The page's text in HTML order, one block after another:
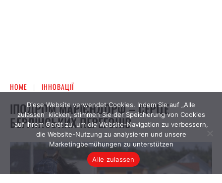
Diese Website verwendet Cookies. Indem Sie auf „Alle
zulassen“ klicken, stimmen Sie der Speicherung von Cookies
auf Ihrem Gerät zu, um die Website-Navigation zu verbessern,
die Website-Nutzung zu analysieren und unsere
Marketingbemühungen zu unterstützen
Alle zulassen